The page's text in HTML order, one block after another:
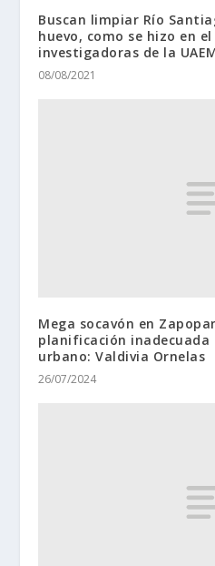
Buscan limpiar Río
huevo, como se hizo en
investigadoras de la
08/08/2021
Mega socavón en
planificación inadecuada
urbano: Valdivia Ornelas
26/07/2024